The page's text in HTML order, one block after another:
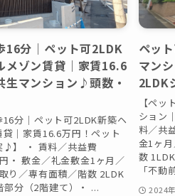
16分｜ペット可2LDK
メゾン賃貸｜家賃16.6
生マンション♪頭数・
16分｜ペット可2LDK新築ヘ
｜家賃16.6万円！ペット
♪】 ・ 賃料／共益費
・ 敷金／礼金敷金1ヶ月／
り／専有面積／階数 2LDK
部分（2階建て）・ ...
ペッ
マン
2LDK
【ペ
ション
料／共
金1ヶ
数
「不
2024